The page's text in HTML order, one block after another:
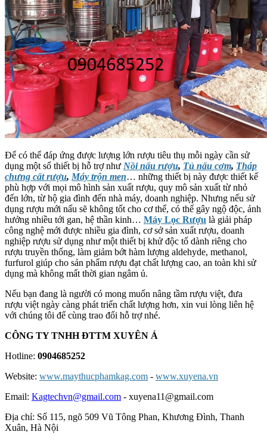
Để có thể đáp ứng được lượng lớn rượu tiêu thụ mỗi ngày cần sử
dụng một số thiết bị hỗ trợ như Nồi nấu rượu, Tủ nấu cơm, Tháp
chưng cất rượu, Máy trộn men… những thiết bị này được thiết kế
phù hợp với mọi mô hình sản xuất rượu, quy mô sản xuất từ nhỏ
đến lớn, từ hộ gia đình đến nhà máy, doanh nghiệp. Nhưng nếu sử
dụng rượu mới nấu sẽ không tốt cho cơ thể, có thể gây ngộ độc, ảnh
hưởng nhiều tới gan, hệ thần kinh… Máy Lọc Rượu là giải pháp
công nghệ mới được nhiều gia đình, cơ sở sản xuất rượu, doanh
nghiệp rượu sử dụng như một thiết bị khử độc tố dành riêng cho
rượu truyền thống, làm giảm bớt hàm lượng aldehyde, methanol,
furfurol giúp cho sản phẩm rượu đạt chất lượng cao, an toàn khi sử
dụng mà không mất thời gian ngâm ủ.
Nếu bạn đang là người có mong muốn nâng tầm rượu việt, đưa
rượu việt ngày càng phát triển chất lượng hơn, xin vui lòng liên hệ
với chúng tôi để cùng trao đổi hỗ trợ nhé.
CÔNG TY TNHH ĐTTM XUYÊN Á
Hotline: 0904685252
Website: www.maythucphamkag.com - www.xuyena.vn
Email: Kagtechvn@gmail.com - xuyena11@gmail.com
Địa chỉ: Số 115, ngõ 509 Vũ Tông Phan, Khương Đình, Thanh
Xuân, Hà Nội